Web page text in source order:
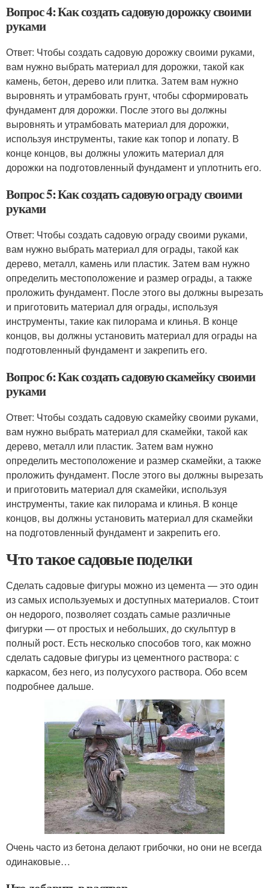
Вопрос 4: Как создать садовую дорожку своими
руками
Ответ: Чтобы создать садовую дорожку своими руками,
вам нужно выбрать материал для дорожки, такой как
камень, бетон, дерево или плитка. Затем вам нужно
выровнять и утрамбовать грунт, чтобы сформировать
фундамент для дорожки. После этого вы должны
выровнять и утрамбовать материал для дорожки,
используя инструменты, такие как топор и лопату. В
конце концов, вы должны уложить материал для
дорожки на подготовленный фундамент и уплотнить его.
Вопрос 5: Как создать садовую ограду своими
руками
Ответ: Чтобы создать садовую ограду своими руками,
вам нужно выбрать материал для ограды, такой как
дерево, металл, камень или пластик. Затем вам нужно
определить местоположение и размер ограды, а также
проложить фундамент. После этого вы должны вырезать
и приготовить материал для ограды, используя
инструменты, такие как пилорама и клинья. В конце
концов, вы должны установить материал для ограды на
подготовленный фундамент и закрепить его.
Вопрос 6: Как создать садовую скамейку своими
руками
Ответ: Чтобы создать садовую скамейку своими руками,
вам нужно выбрать материал для скамейки, такой как
дерево, металл или пластик. Затем вам нужно
определить местоположение и размер скамейки, а также
проложить фундамент. После этого вы должны вырезать
и приготовить материал для скамейки, используя
инструменты, такие как пилорама и клинья. В конце
концов, вы должны установить материал для скамейки
на подготовленный фундамент и закрепить его.
Что такое садовые поделки
Сделать садовые фигуры можно из цемента — это один
из самых используемых и доступных материалов. Стоит
он недорого, позволяет создать самые различные
фигурки — от простых и небольших, до скульптур в
полный рост. Есть несколько способов того, как можно
сделать садовые фигуры из цементного раствора: с
каркасом, без него, из полусухого раствора. Обо всем
подробнее дальше.
Очень часто из бетона делают грибочки, но они не всегда
одинаковые…